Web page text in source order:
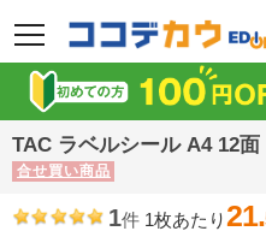
メニュー
TAC ラベルシール A4 12
合せ買い商品
1件 1枚あたり21.